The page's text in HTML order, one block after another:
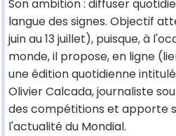
Son ambition : diffuser
langue des signes. Objectif
juin au 13 juillet), puisque, à
monde, il propose, en ligne
une édition quotidienne
Olivier Calcada, journaliste
des compétitions et apporte
l'actualité du Mondial.